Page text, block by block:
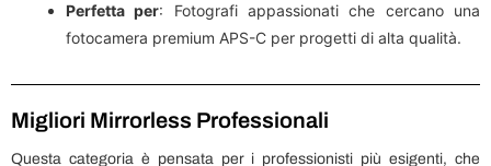
Perfetta per: Fotografi appassionati che cercano una
fotocamera premium APS-C per progetti di alta qualità.
Migliori Mirrorless Professionali
Questa categoria è pensata per i professionisti più esigenti, che